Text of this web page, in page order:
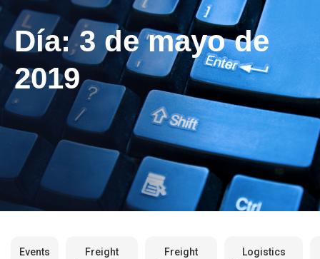
Día:3 de mayo de
2019
Events
Freight
Freight
Logistics